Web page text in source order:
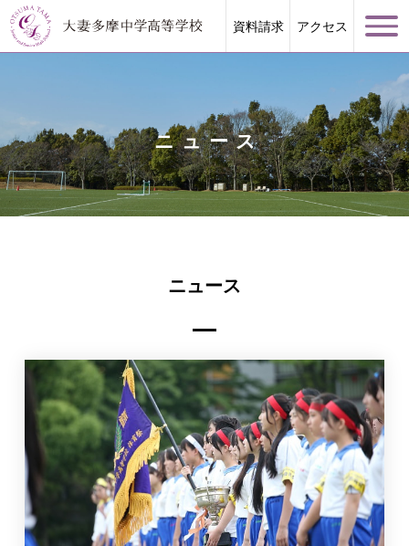
資料請求 アクセス
学校案内
進路指導
入試情報
ニュース
ニュース